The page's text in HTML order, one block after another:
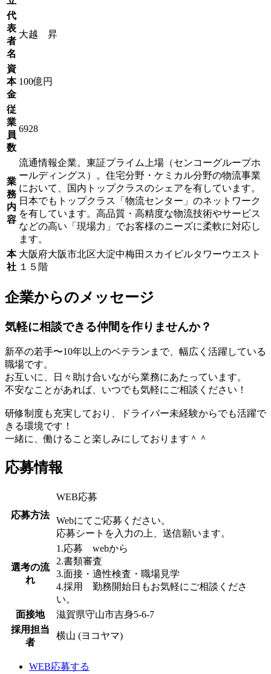
代
表
者
名
大越 昇
資
本
金
100億円
従
業
員
数
6928
業
務
内
容
流通情報企業。東証プライム上場（センコーグループホ
ールディングス）。住宅分野・ケミカル分野の物流事業
において、国内トップクラスのシェアを有しています。
日本でもトップクラス「物流センター」のネットワーク
を有しています。高品質・高精度な物流技術やサービス
などの高い「現場力」でお客様のニーズに柔軟に対応し
ます。
本
社
大阪府大阪市北区大淀中梅田スカイビルタワーウエスト
１５階
企業からのメッセージ
気軽に相談できる仲間を作りませんか？
新卒の若手〜10年以上のベテランまで、幅広く活躍している
職場です。
お互いに、日々助け合いながら業務にあたっています。
不安なことがあれば、いつでも気軽にご相談ください！
研修制度も充実しており、ドライバー未経験からでも活躍で
きる環境です！
一緒に、働けること楽しみにしております＾＾
応募情報
応募方法
WEB応募
Webにてご応募ください。
応募シートを入力の上、送信願います。
選考の流
れ
1.応募 webから
2.書類審査
3.面接・適性検査・職場見学
4.採用 勤務開始日もお気軽にご相談くださ
い。
面接地
滋賀県守山市吉身5-6-7
採用担当
者
横山 (ヨコヤマ)
WEB応募する